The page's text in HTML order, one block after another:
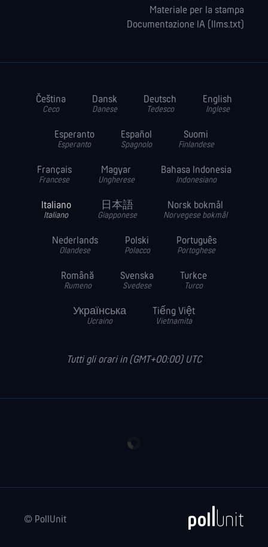
Materiale per la stampa
Documentazione IA (llms.txt)
Čeština
Ceco
Dansk
Danese
Deutsch
Tedesco
English
Inglese
Esperanto
Esperanto
Español
Spagnolo
Suomi
Finlandese
Français
Francese
Magyar
Ungherese
Bahasa Indonesia
Indonesiano
Italiano
Italiano
日本語
Giapponese
Norsk bokmål
Norvegese bokmål
Nederlands
Olandese
Polski
Polacco
Português
Portoghese
Română
Rumeno
Svenska
Svedese
Turkce
Turco
Українська
Ucraino
Tiếng Việt
Vietnamita
Tutti gli orari in (GMT+00:00) UTC
© PollUnit